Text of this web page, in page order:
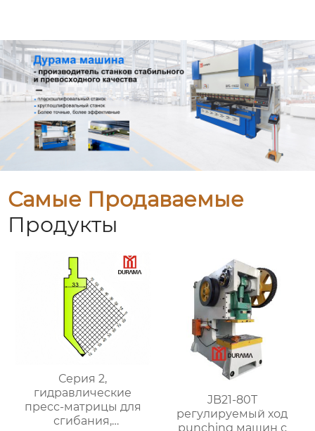
Самые Продаваемые
Продукты
Серия 2,
гидравлические
пресс-матрицы для
сгибания,
JB21-80T
регулируемый ход
punching машин с